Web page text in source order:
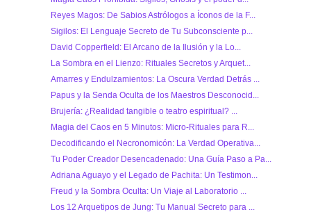
Reyes Magos: De Sabios Astrólogos a Íconos de la F...
Sigilos: El Lenguaje Secreto de Tu Subconsciente p...
David Copperfield: El Arcano de la Ilusión y la Lo...
La Sombra en el Lienzo: Rituales Secretos y Arquet...
Amarres y Endulzamientos: La Oscura Verdad Detrás ...
Papus y la Senda Oculta de los Maestros Desconocid...
Brujería: ¿Realidad tangible o teatro espiritual? ...
Magia del Caos en 5 Minutos: Micro-Rituales para R...
Decodificando el Necronomicón: La Verdad Operativa...
Tu Poder Creador Desencadenado: Una Guía Paso a Pa...
Adriana Aguayo y el Legado de Pachita: Un Testimon...
Freud y la Sombra Oculta: Un Viaje al Laboratorio ...
Los 12 Arquetipos de Jung: Tu Manual Secreto para ...